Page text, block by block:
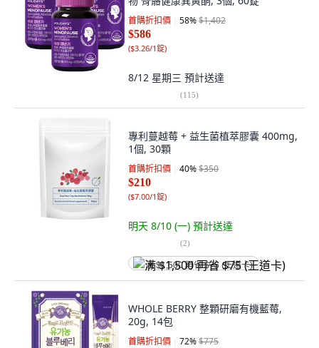
首購折扣價 58%$1,402
$586
($3.26/1錠)
8/12 星期三 預計送達
(115)
專利蔓越莓 + 益生菌植萃膠囊 400mg,
1個, 30顆
首購折扣價 40%$350
$210
($7.00/1錠)
明天 8/10 (一) 預計送達
(2)
满 $1,500 再省 $75 (王道卡)
WHOLE BERRY 整顆研磨有機藍莓,
20g, 14包
首購折扣價 72%$775